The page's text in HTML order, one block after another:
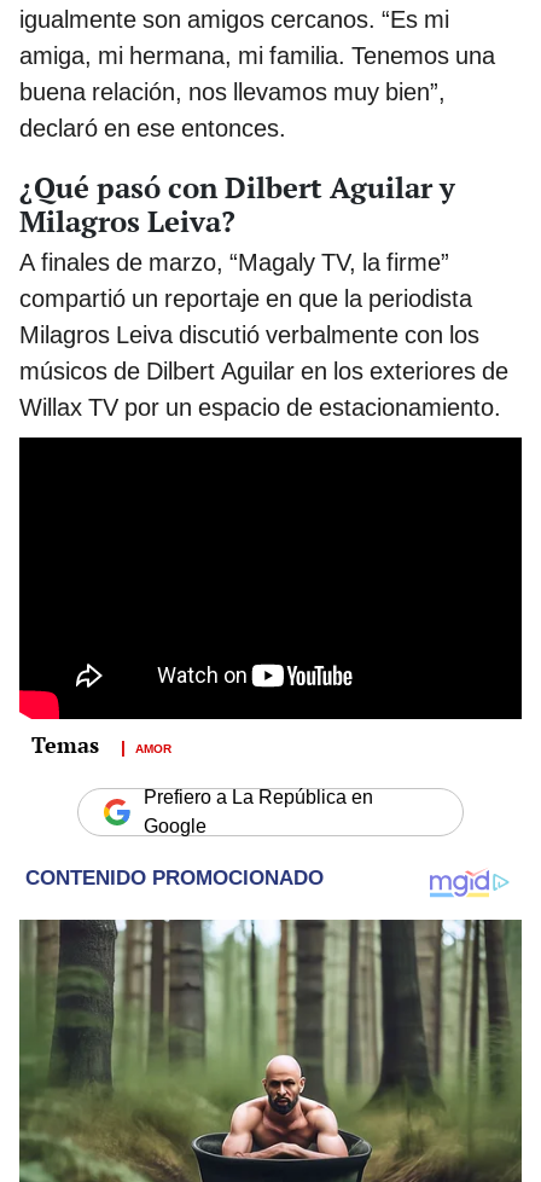
igualmente son amigos cercanos. “Es mi
amiga, mi hermana, mi familia. Tenemos una
buena relación, nos llevamos muy bien”,
declaró en ese entonces.
¿Qué pasó con Dilbert Aguilar y
Milagros Leiva?
A finales de marzo, “Magaly TV, la firme”
compartió un reportaje en que la periodista
Milagros Leiva discutió verbalmente con los
músicos de Dilbert Aguilar en los exteriores de
Willax TV por un espacio de estacionamiento.
AMOR
Prefiero a La República en
Google